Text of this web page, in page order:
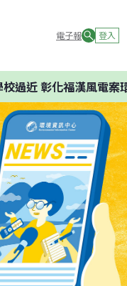
電子報 登入
過近 彰化福漢風電案環